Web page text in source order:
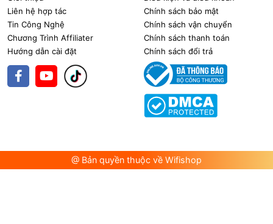
Liên hệ hợp tác
Tin Công Nghệ
Chương Trình Affiliater
Hướng dẫn cài đặt
Chính sách bảo mật
Chính sách vận chuyển
Chính sách thanh toán
Chính sách đổi trả
@ Bản quyền thuộc về Wifishop